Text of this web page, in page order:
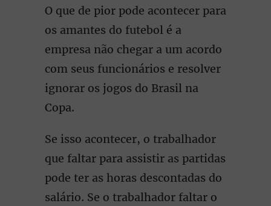
O que de pior pode acontecer para
os amantes do futebol é a
empresa não chegar a um acordo
com seus funcionários e resolver
ignorar os jogos do Brasil na
Copa.
Se isso acontecer, o trabalhador
que faltar para assistir as partidas
pode ter as horas descontadas do
salário. Se o trabalhador faltar o